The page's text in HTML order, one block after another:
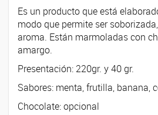
Es un producto que está
modo que permite ser
aroma. Están marmoladas con
amargo.
Presentación: 220gr. y 40 gr.
Sabores: menta, frutilla, banana,
Chocolate: opcional